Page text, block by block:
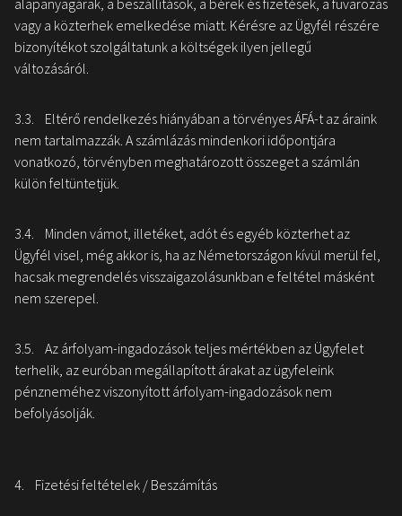
alapanyagárak, a beszállítások, a bérek és fizetések, a fuvarozás
vagy a közterhek emelkedése miatt. Kérésre az Ügyfél részére
bizonyítékot szolgáltatunk a költségek ilyen jellegű
változásáról.
3.3. Eltérő rendelkezés hiányában a törvényes ÁFÁ-t az áraink
nem tartalmazzák. A számlázás mindenkori időpontjára
vonatkozó, törvényben meghatározott összeget a számlán
külön feltüntetjük.
3.4. Minden vámot, illetéket, adót és egyéb közterhet az
Ügyfél visel, még akkor is, ha az Németországon kívül merül fel,
hacsak megrendelés visszaigazolásunkban e feltétel másként
nem szerepel.
3.5. Az árfolyam-ingadozások teljes mértékben az Ügyfelet
terhelik, az euróban megállapított árakat az ügyfeleink
pénzneméhez viszonyított árfolyam-ingadozások nem
befolyásolják.
4. Fizetési feltételek / Beszámítás